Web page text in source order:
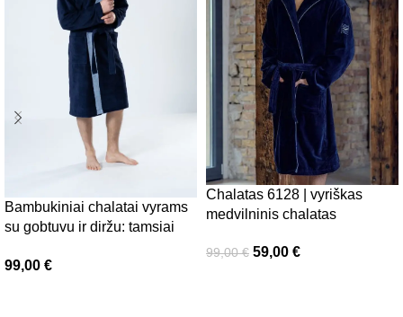
Bambukiniai chalatai vyrams
su gobtuvu ir diržu: tamsiai
99,00 €
Chalatas 6128 | vyriškas
medvilninis chalatas
99,00€ 59,00 €